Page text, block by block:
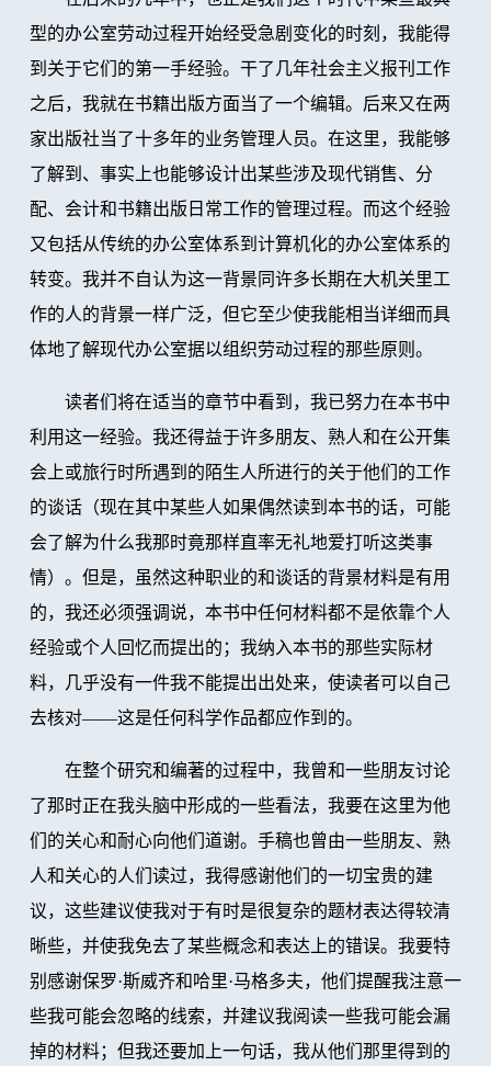
型的办公室劳动过程开始经受急剧变化的时刻，我能得
到关于它们的第一手经验。干了几年社会主义报刊工作
之后，我就在书籍出版方面当了一个编辑。后来又在两
家出版社当了十多年的业务管理人员。在这里，我能够
了解到、事实上也能够设计出某些涉及现代销售、分
配、会计和书籍出版日常工作的管理过程。而这个经验
又包括从传统的办公室体系到计算机化的办公室体系的
转变。我并不自认为这一背景同许多长期在大机关里工
作的人的背景一样广泛，但它至少使我能相当详细而具
体地了解现代办公室据以组织劳动过程的那些原则。
读者们将在适当的章节中看到，我已努力在本书中
利用这一经验。我还得益于许多朋友、熟人和在公开集
会上或旅行时所遇到的陌生人所进行的关于他们的工作
的谈话（现在其中某些人如果偶然读到本书的话，可能
会了解为什么我那时竟那样直率无礼地爱打听这类事
情）。但是，虽然这种职业的和谈话的背景材料是有用
的，我还必须强调说，本书中任何材料都不是依靠个人
经验或个人回忆而提出的；我纳入本书的那些实际材
料，几乎没有一件我不能提出出处来，使读者可以自己
去核对——这是任何科学作品都应作到的。
在整个研究和编著的过程中，我曾和一些朋友讨论
了那时正在我头脑中形成的一些看法，我要在这里为他
们的关心和耐心向他们道谢。手稿也曾由一些朋友、熟
人和关心的人们读过，我得感谢他们的一切宝贵的建
议，这些建议使我对于有时是很复杂的题材表达得较清
晰些，并使我免去了某些概念和表达上的错误。我要特
别感谢保罗·斯威齐和哈里·马格多夫，他们提醒我注意一
些我可能会忽略的线索，并建议我阅读一些我可能会漏
掉的材料；但我还要加上一句话，我从他们那里得到的